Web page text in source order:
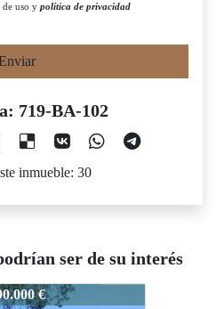
de uso y política de privacidad
719-BA-102
inmueble: 30
ser de su interés
€102 320.000 €